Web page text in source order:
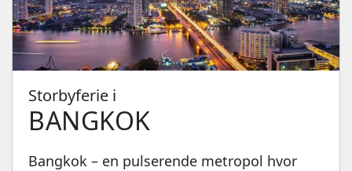
Storbyferie i
BANGKOK
Bangkok – en pulserende metropol hvor